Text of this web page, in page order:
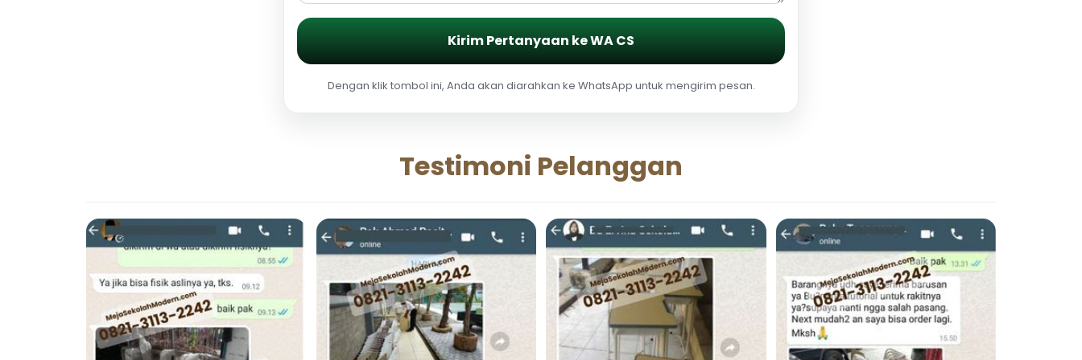
Kirim Pertanyaan ke WA CS
Dengan klik tombol ini, Anda akan diarahkan ke WhatsApp untuk mengirim pesan.
Testimoni Pelanggan